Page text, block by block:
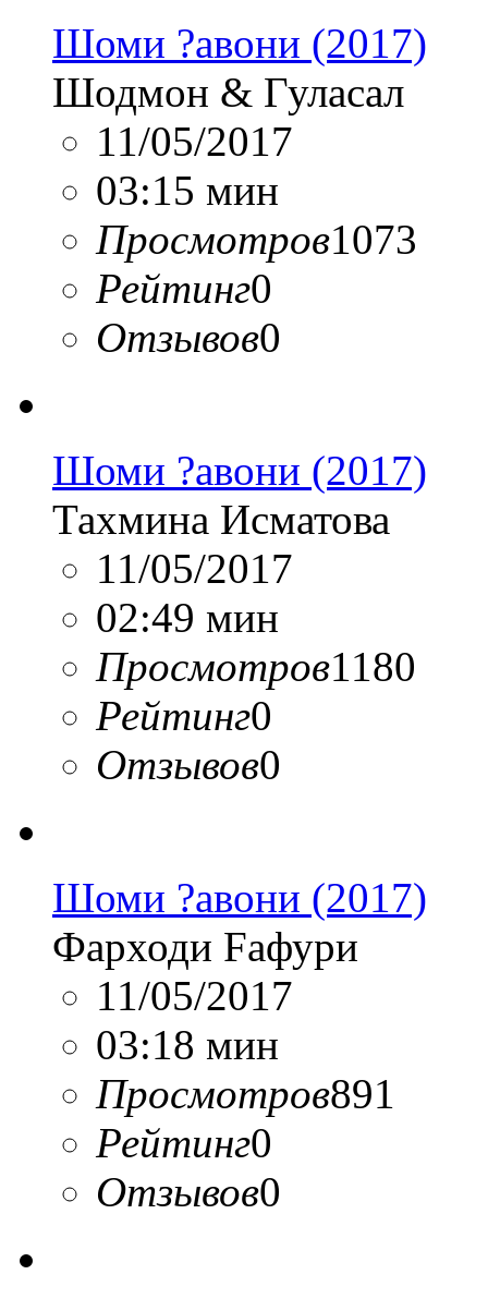
Шоми ?авони (2017)
Шодмон & Гуласал
11/05/2017
03:15 мин
Просмотров1073
Рейтинг0
Отзывов0
Шоми ?авони (2017)
Тахмина Исматова
11/05/2017
02:49 мин
Просмотров1180
Рейтинг0
Отзывов0
Шоми ?авони (2017)
Фарходи Fафури
11/05/2017
03:18 мин
Просмотров891
Рейтинг0
Отзывов0